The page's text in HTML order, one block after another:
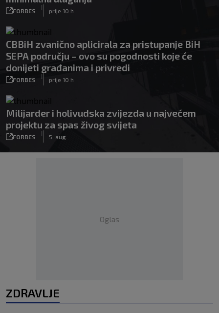
FORBES
|
prije 10 h
CBBiH zvanično aplicirala za pristupanje BiH
SEPA području – ovo su pogodnosti koje će
donijeti građanima i privredi
FORBES
|
prije 10 h
Milijarder i holivudska zvijezda u najvećem
projektu za spas živog svijeta
FORBES
|
5. aug.
Oglas
ZDRAVLJE